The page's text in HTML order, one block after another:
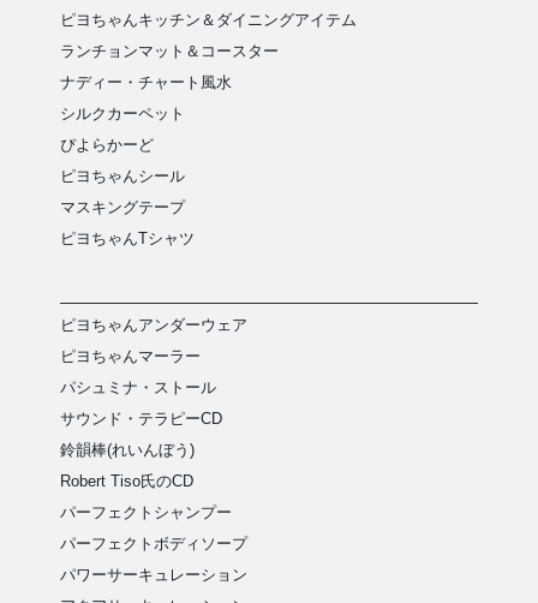
ピヨちゃんキッチン＆ダイニングアイテム
ランチョンマット＆コースター
ナディー・チャート風水
シルクカーペット
ぴよらかーど
ピヨちゃんシール
マスキングテープ
ピヨちゃんTシャツ
ピヨちゃんアンダーウェア
ピヨちゃんマーラー
パシュミナ・ストール
サウンド・テラピーCD
鈴韻棒(れいんぼう)
Robert Tiso氏のCD
パーフェクトシャンプー
パーフェクトボディソープ
パワーサーキュレーション